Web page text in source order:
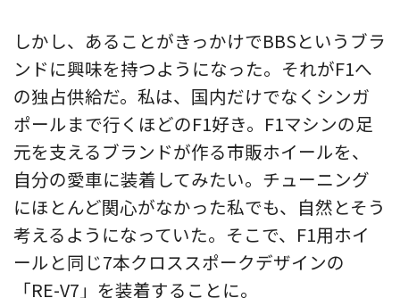
しかし、あることがきっかけでBBSというブラ
ンドに興味を持つようになった。それがF1へ
の独占供給だ。私は、国内だけでなくシンガ
ポールまで行くほどのF1好き。F1マシンの足
元を支えるブランドが作る市販ホイールを、
自分の愛車に装着してみたい。チューニング
にほとんど関心がなかった私でも、自然とそう
考えるようになっていた。そこで、F1用ホイ
ールと同じ7本クロススポークデザインの
「RE-V7」を装着することに。